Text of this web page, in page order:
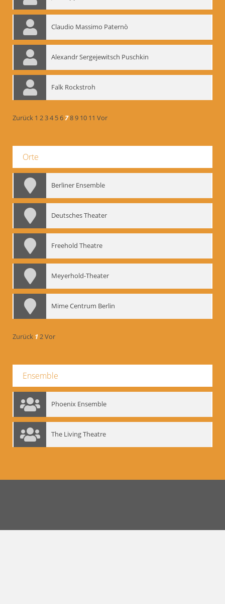
Claudio Massimo Paternò
Alexandr Sergejewitsch Puschkin
Falk Rockstroh
Zurück 1 234 56789 10 11 Vor
Orte
Berliner Ensemble
Deutsches Theater
Freehold Theatre
Meyerhold-Theater
Mime Centrum Berlin
Zurück 12Vor
Ensemble
Phoenix Ensemble
The Living Theatre